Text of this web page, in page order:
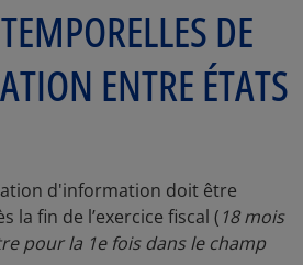
DE
ENTRE ÉTATS
d'information doit être
la fin de l’exercice fiscal ( 18 mois
pour la 1e fois dans le champ